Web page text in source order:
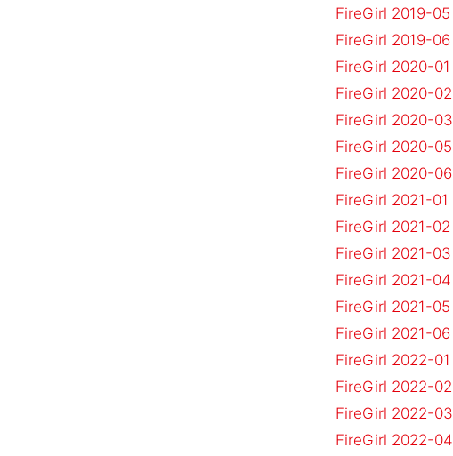
FireGirl 2019-05
FireGirl 2019-06
FireGirl 2020-01
FireGirl 2020-02
FireGirl 2020-03
FireGirl 2020-05
FireGirl 2020-06
FireGirl 2021-01
FireGirl 2021-02
FireGirl 2021-03
FireGirl 2021-04
FireGirl 2021-05
FireGirl 2021-06
FireGirl 2022-01
FireGirl 2022-02
FireGirl 2022-03
FireGirl 2022-04